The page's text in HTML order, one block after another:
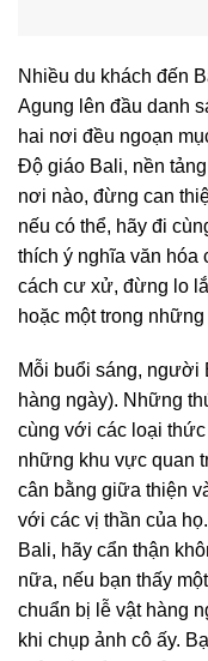
Nhiều du khách đến
Agung lên đầu danh
hai nơi đều ngoạn
Độ giáo Bali, nền
nơi nào, đừng can
nếu có thể, hãy đi
thích ý nghĩa văn hóa
cách cư xử, đừng lo
hoặc một trong
Mỗi buổi sáng, người
hàng ngày). Những
cùng với các loại
những khu vực quan
cân bằng giữa thiện
với các vị thần của
Bali, hãy cẩn thận
nữa, nếu bạn thấy
chuẩn bị lễ vật hàng
khi chụp ảnh cô ấy.